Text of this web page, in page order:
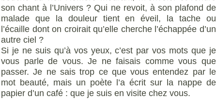
son chant à l’Univers ? Qui ne revoit, à son plafond de
malade que la douleur tient en éveil, la tache ou
l’écaille dont on croirait qu’elle cherche l’échappée d’un
autre ciel ?
Si je ne suis qu’à vos yeux, c’est par vos mots que je
vous parle de vous. Je ne faisais comme vous que
passer. Je ne sais trop ce que vous entendez par le
mot beauté, mais un poète l’a écrit sur la nappe de
papier d’un café : que je suis en visite chez vous.